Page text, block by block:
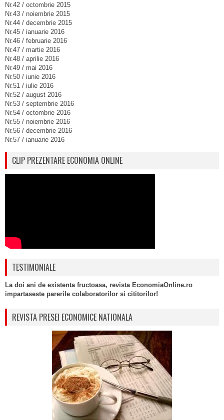
Nr.42 / octombrie 2015
Nr.43 / noiembrie 2015
Nr.44 / decembrie 2015
Nr.45 / ianuarie 2016
Nr.46 / februarie 2016
Nr.47 / martie 2016
Nr.48 / aprilie 2016
Nr.49 / mai 2016
Nr.50 / iunie 2016
Nr.51 / iulie 2016
Nr.52 / august 2016
Nr.53 / septembrie 2016
Nr.54 / octombrie 2016
Nr.55 / noiembrie 2016
Nr.56 / decembrie 2016
Nr.57 / ianuarie 2016
CLIP PREZENTARE ECONOMIA ONLINE
TESTIMONIALE
La doi ani de existenta fructoasa, revista EconomiaOnline.ro
impartaseste parerile colaboratorilor si cititorilor!
REVISTA PRESEI ECONOMICE NATIONALA